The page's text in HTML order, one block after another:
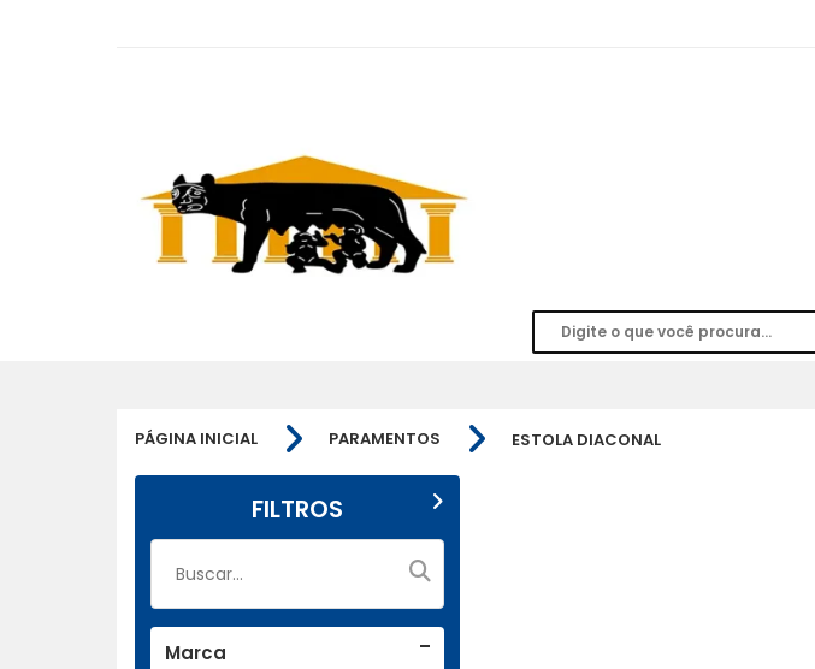
PÁGINA INICIAL PARAMENTOS ESTOLA DIACONAL
FILTROS
Marca